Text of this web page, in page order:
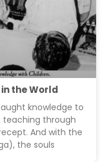
the World
knowledge to
teaching through
And with the
the souls